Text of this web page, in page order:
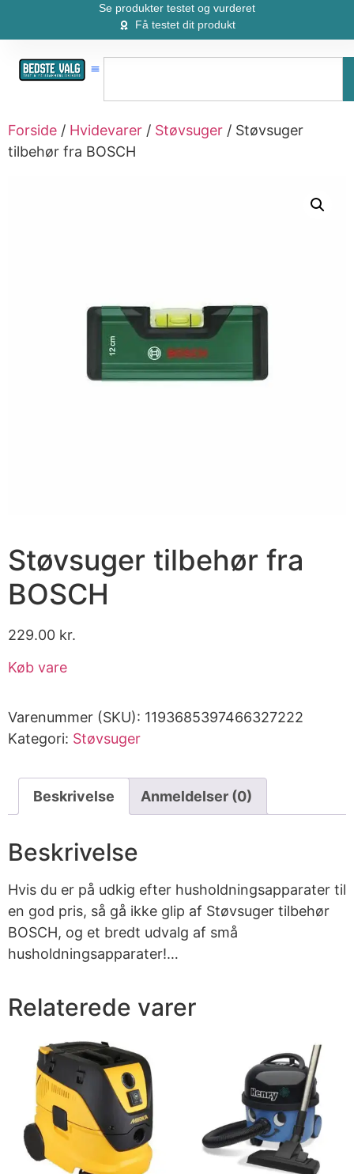
Se produkter testet og vurderet
Få testet dit produkt
Forside / Hvidevarer / Støvsuger / Støvsuger
tilbehør fra BOSCH
Støvsuger tilbehør fra
BOSCH
229.00 kr.
Køb vare
Varenummer (SKU): 1193685397466327222
Kategori: Støvsuger
Beskrivelse Anmeldelser (0)
Beskrivelse
Hvis du er på udkig efter husholdningsapparater til
en god pris, så gå ikke glip af Støvsuger tilbehør
BOSCH, og et bredt udvalg af små
husholdningsapparater!…
Relaterede varer